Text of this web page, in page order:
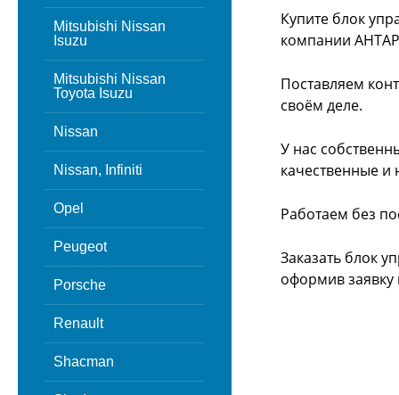
Mitsubishi Nissan
Isuzu
Mitsubishi Nissan
Toyota Isuzu
Nissan
Nissan, Infiniti
Opel
Peugeot
Porsche
Renault
Shacman
Купите блок
компании
Поставляем
своём деле.
У нас
качественные и
Работаем без
Заказать блок
оформив заявку